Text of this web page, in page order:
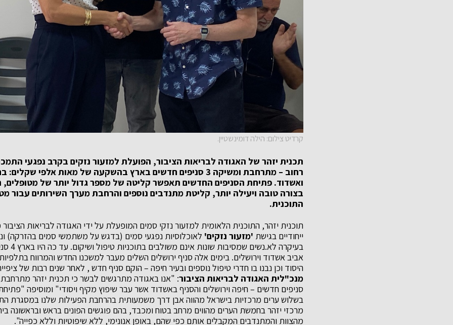
קרדיט צילום: הילה דומינשטיין.
תכנית יזהר של האגודה לבריאות הציבור, הפועלת למזעור נזקים בקרב נפגעי
רחוב – מתרחבת ומשיקה 3 סניפים חדשים בארץ בהשקעה של מאות אלפי
ואשדוד. פתיחת הסניפים החדשים תאפשר קליטה של מספר גדול יותר של מטופלים,
בצורה טובה ויעילה יותר, קליטת מתנדבים נוספים והרחבת מערך השירותים עבור
התוכנית.
תוכנית יזהר, התוכנית הלאומית למזעור נזקי סמים המופעלת על ידי האגודה לבריאות
ייחודיים בגישת 'מזעור נזקים' לאוכלוסיות נפגעי סמים (בדגש על משתמשי סמים בהזרקה)
בעיקרה
אביב אשדוד וירושלים. בימים אלה סניף ירושלים השלים מעבר למשכנו החדש והמרווח
היסוד וכן נבנו בו חדרי טיפול נוספים ובעיר חיפה – הוקם סניף חדש , לאחר שנים רבות של
מנכ"לית האגודה לבריאות הציבור
בשלוש ערים מרכזיות בישראל מהווה אבן דרך משמעותית בהרחבת הפעילות שלנו במסגרת
מרכזי יזהר בחמשת הערים מהווים מרחב בטוח ומכבד, בהם פוגשים הפונים בראש ובראשונה
מהצוות והמתנדבים המקבלים אותם כפי שהם, באופן אנונימי, ללא שיפוטיות וללא כפייה".